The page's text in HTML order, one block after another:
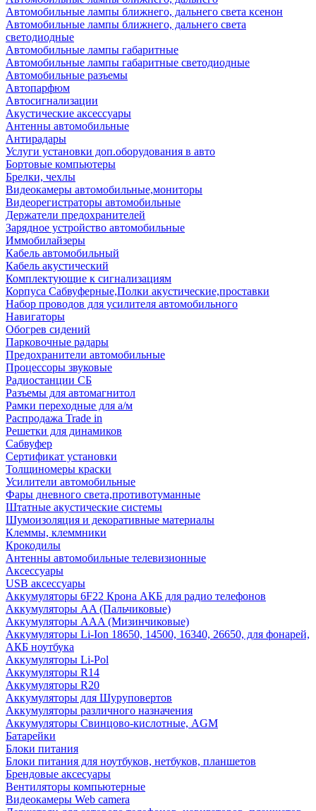
Автомобильные лампы ближнего, дальнего света ксенон
Автомобильные лампы ближнего, дальнего света
светодиодные
Автомобильные лампы габаритные
Автомобильные лампы габаритные светодиодные
Автомобильные разъемы
Автопарфюм
Автосигнализации
Акустические аксессуары
Антенны автомобильные
Антирадары
Услуги установки доп.оборудования в авто
Бортовые компьютеры
Брелки, чехлы
Видеокамеры автомобильные,мониторы
Видеорегистраторы автомобильные
Держатели предохранителей
Зарядное устройство автомобильные
Иммобилайзеры
Кабель автомобильный
Кабель акустический
Комплектующие к сигнализациям
Корпуса Сабвуферные,Полки акустические,проставки
Набор проводов для усилителя автомобильного
Навигаторы
Обогрев сидений
Парковочные радары
Предохранители автомобильные
Процессоры звуковые
Радиостанции СБ
Разъемы для автомагнитол
Рамки переходные для а/м
Распродажа Trade in
Решетки для динамиков
Сабвуфер
Сертификат установки
Толщиномеры краски
Усилители автомобильные
Фары дневного света,противотуманные
Штатные акустические системы
Шумоизоляция и декоративные материалы
Клеммы, клеммники
Крокодилы
Антенны автомобильные телевизионные
Аксессуары
USB аксессуары
Аккумуляторы 6F22 Крона АКБ для радио телефонов
Аккумуляторы AA (Пальчиковые)
Аккумуляторы AAA (Мизинчиковые)
Аккумуляторы Li-Ion 18650, 14500, 16340, 26650, для фонарей,
АКБ ноутбука
Аккумуляторы Li-Pol
Аккумуляторы R14
Аккумуляторы R20
Аккумуляторы для Шуруповертов
Аккумуляторы различного назначения
Аккумуляторы Свинцово-кислотные, AGM
Батарейки
Блоки питания
Блоки питания для ноутбуков, нетбуков, планшетов
Брендовые аксесуары
Вентиляторы компьютерные
Видеокамеры Web camera